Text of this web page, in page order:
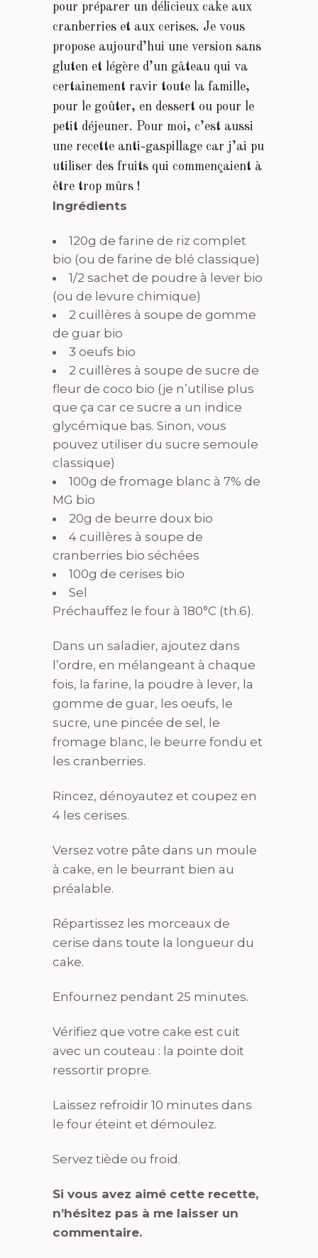
pour préparer un délicieux cake aux
cranberries et aux cerises. Je vous
propose aujourd’hui une version sans
gluten et légère d’un gâteau qui va
certainement ravir toute la famille,
pour le goûter, en dessert ou pour le
petit déjeuner. Pour moi, c’est aussi
une recette anti-gaspillage car j’ai pu
utiliser des fruits qui commençaient à
être trop mûrs !
Ingrédients
120g de farine de riz complet
bio (ou de farine de blé classique)
1/2 sachet de poudre à lever bio
(ou de levure chimique)
2 cuillères à soupe de gomme
de guar bio
3 oeufs bio
2 cuillères à soupe de sucre de
fleur de coco bio (je n’utilise plus
que ça car ce sucre a un indice
glycémique bas. Sinon, vous
pouvez utiliser du sucre semoule
classique)
100g de fromage blanc à 7% de
MG bio
20g de beurre doux bio
4 cuillères à soupe de
cranberries bio séchées
100g de cerises bio
Sel
Préchauffez le four à 180°C (th.6).
Dans un saladier, ajoutez dans
l’ordre, en mélangeant à chaque
fois, la farine, la poudre à lever, la
gomme de guar, les oeufs, le
sucre, une pincée de sel, le
fromage blanc, le beurre fondu et
les cranberries.
Rincez, dénoyautez et coupez en
4 les cerises.
Versez votre pâte dans un moule
à cake, en le beurrant bien au
préalable.
Répartissez les morceaux de
cerise dans toute la longueur du
cake.
Enfournez pendant 25 minutes.
Vérifiez que votre cake est cuit
avec un couteau : la pointe doit
ressortir propre.
Laissez refroidir 10 minutes dans
le four éteint et démoulez.
Servez tiède ou froid.
Si vous avez aimé cette recette,
n’hésitez pas à me laisser un
commentaire.